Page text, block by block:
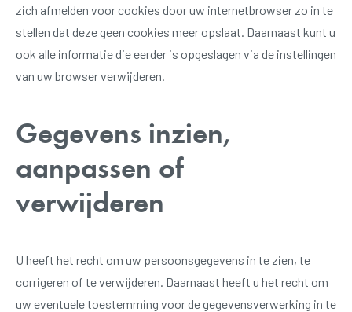
zich afmelden voor cookies door uw internetbrowser zo in te
stellen dat deze geen cookies meer opslaat. Daarnaast kunt u
ook alle informatie die eerder is opgeslagen via de instellingen
van uw browser verwijderen.
Gegevens inzien,
aanpassen of
verwijderen
U heeft het recht om uw persoonsgegevens in te zien, te
corrigeren of te verwijderen. Daarnaast heeft u het recht om
uw eventuele toestemming voor de gegevensverwerking in te